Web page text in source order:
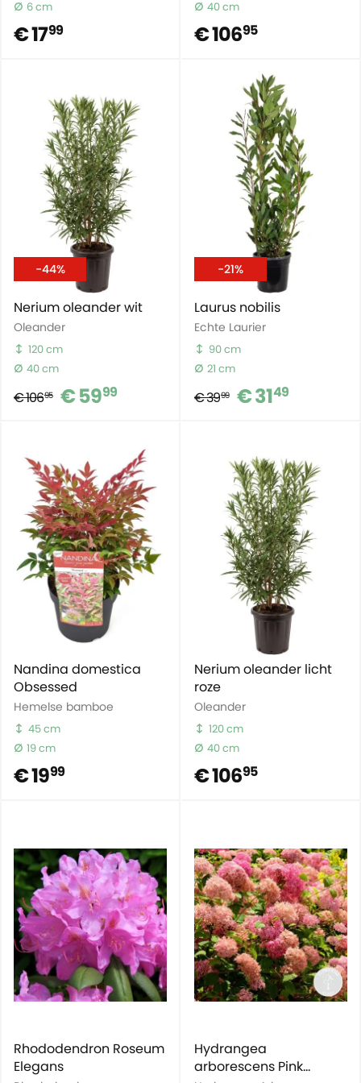
6 cm
€ 1799
40 cm
€ 10695
-44%
Nerium oleander wit
Oleander
120 cm
40 cm
€ 10695 € 5999
-21%
Laurus nobilis
Echte Laurier
90 cm
21 cm
€ 3999 € 3149
Nandina domestica
Obsessed
Hemelse bamboe
45 cm
19 cm
€ 1999
Nerium oleander licht
roze
Oleander
120 cm
40 cm
€ 10695
Rhododendron Roseum
Elegans
Hydrangea
arborescens Pink